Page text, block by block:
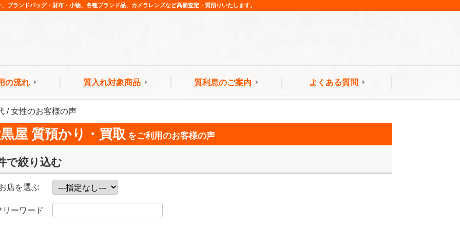
ブランドバッグ・財布・小物、各種ブランド品、カメラレンズなど高価査定・質預りいたします。
の流れ 質入れ対象商品 質利息のご案内 よくある質問
/ 女性のお客様の声
屋 質預かり・買取 をご利用のお客様の声
で絞り込む
店を選ぶ
リーワード